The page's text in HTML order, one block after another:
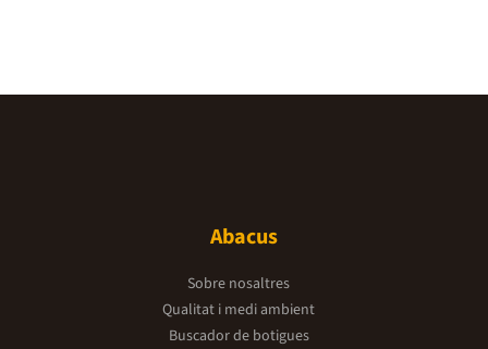
Abacus
Sobre nosaltres
Qualitat i medi ambient
Buscador de botigues